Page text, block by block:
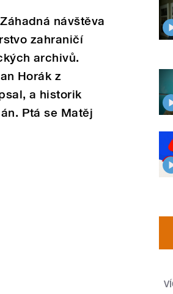
návštěva
zahraničí
archivů.
Horák z
a historik
Ptá se Matěj